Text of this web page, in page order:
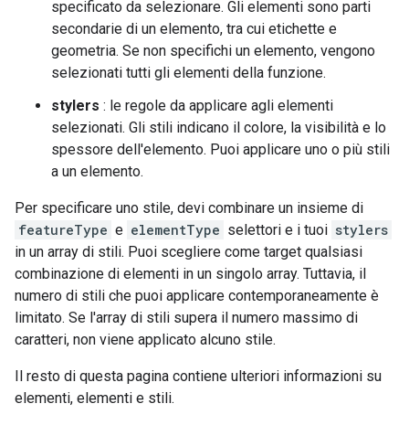
specificato da selezionare. Gli elementi sono parti
secondarie di un elemento, tra cui etichette e
geometria. Se non specifichi un elemento, vengono
selezionati tutti gli elementi della funzione.
stylers : le regole da applicare agli elementi
selezionati. Gli stili indicano il colore, la visibilità e lo
spessore dell'elemento. Puoi applicare uno o più stili
a un elemento.
Per specificare uno stile, devi combinare un insieme di
featureType e elementType selettori e i tuoi stylers
in un array di stili. Puoi scegliere come target qualsiasi
combinazione di elementi in un singolo array. Tuttavia, il
numero di stili che puoi applicare contemporaneamente è
limitato. Se l'array di stili supera il numero massimo di
caratteri, non viene applicato alcuno stile.
Il resto di questa pagina contiene ulteriori informazioni su
elementi, elementi e stili.